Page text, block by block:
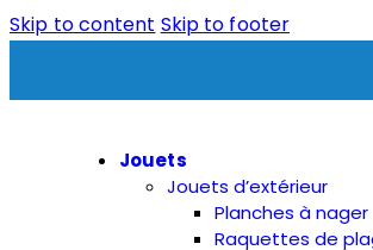
Skip to content Skip to footer
Jouets
Jouets d’extérieur
Planches à nager
Raquettes de